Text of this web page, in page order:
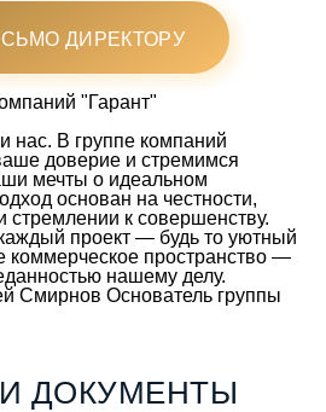
ДИРЕКТОРУ
"Гарант"
нас. В группе компаний
доверие и стремимся
мечты о идеальном
основан на честности,
стремлении к совершенству.
проект — будь то уютный
коммерческое пространство —
нашему делу.
Смирнов Основатель группы
ДОКУМЕНТЫ